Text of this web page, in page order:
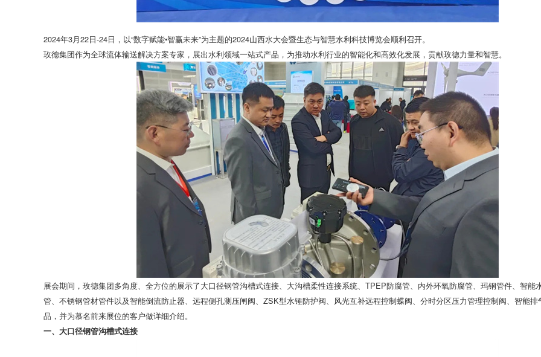
2024年3月22日-24日，以“数字赋能•智赢未来”为主题的2024山西水大会暨生态与智慧水利科技博览会顺利召开。
玫德集团作为全球流体输送解决方案专家，展出水利领域一站式产品，为推动水利行业的智能化和高效化发展，贡献玫德力量和智慧。
展会期间，玫德集团多角度、全方位的展示了大口径钢管沟槽式连接、大沟槽柔性连接系统、TPEP防腐管、内外环氧防腐管、玛钢管件、智能
管、不锈钢管材管件以及智能倒流防止器、远程侧孔测压闸阀、ZSK型水锤防护阀、风光互补远程控制蝶阀、分时分区压力管理控制阀、智能排
品，并为慕名前来展位的客户做详细介绍。
一、大口径钢管沟槽式连接